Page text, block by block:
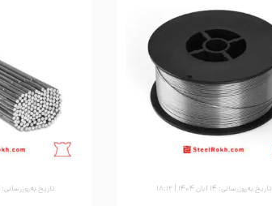
تاریخ به‌روزرسانی: ۱۴ آبان ۱۴۰۴ | ۱۸:۱۲ تاریخ به‌روزرسانی: ۰۷ آبان ۱۴۰۴ | ۱۱:۵۰